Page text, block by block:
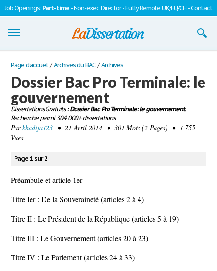
Job Openings:Part-time -Non-exec Director- Fully Remote UK/EU/CH -Contact
Dissertations
S'inscrire
Se connecter
Contactez-nous
Page d'accueil / Archives du BAC / Archives
Dossier Bac Pro Terminale: le
gouvernement
Dissertations Gratuits: Dossier Bac Pro Terminale: le gouvernement.
Recherche parmi 304 000+ dissertations
Parkhadija123 • 21 Avril 2014 • 301 Mots (2 Pages) • 1 755
Vues
Page 1 sur 2
Préambule et article 1er
Titre Ier : De la Souveraineté (articles 2 à 4)
Titre II : Le Président de la République (articles 5 à 19)
Titre III : Le Gouvernement (articles 20 à 23)
Titre IV : Le Parlement (articles 24 à 33)